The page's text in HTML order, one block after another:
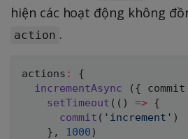
hiện các hoạt động không
action .
actions :
{
incrementAsync
( { commit
setTimeout ( ( ) => {
commit ( 'increment' )
} , 1000 )